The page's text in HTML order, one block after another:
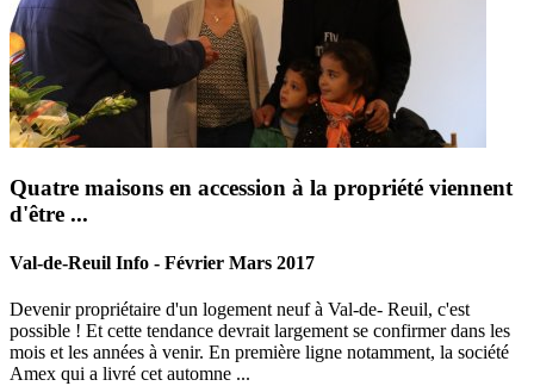
Quatre maisons en accession à la propriété viennent
d'être ...
Val-de-Reuil Info - Février Mars 2017
Devenir propriétaire d'un logement neuf à Val-de- Reuil, c'est
possible ! Et cette tendance devrait largement se confirmer dans les
mois et les années à venir. En première ligne notamment, la société
Amex qui a livré cet automne ...